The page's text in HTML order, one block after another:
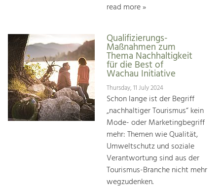
read more »
Qualifizierungs-
Maßnahmen zum
Thema Nachhaltigkeit
für die Best of
Wachau Initiative
Thursday, 11 July 2024
Schon lange ist der Begriff
„nachhaltiger Tourismus“ kein
Mode- oder Marketingbegriff
mehr: Themen wie Qualität,
Umweltschutz und soziale
Verantwortung sind aus der
Tourismus-Branche nicht mehr
wegzudenken.